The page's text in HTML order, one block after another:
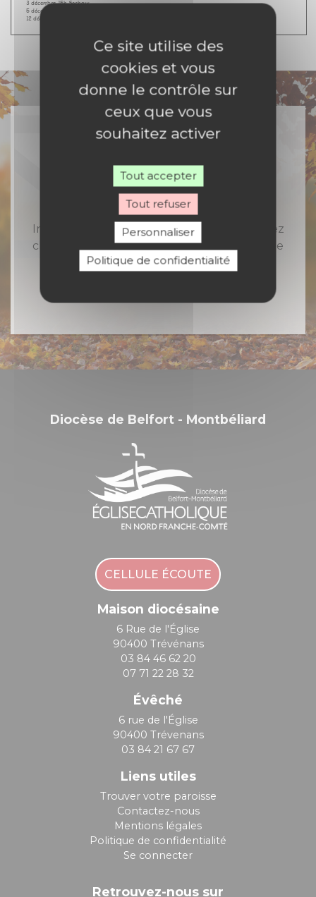
Rejoignez-nous
Inscrivez-vous à notre newsletter et recevez
chaque semaine toute l'actualité catholique
en Nord Franche-Comté
Diocèse de Belfort - Montbéliard
CELLULE ÉCOUTE
Maison diocésaine
6 Rue de l'Église
90400 Trévénans
03 84 46 62 20
07 71 22 28 32
Évêché
6 rue de l'Église
90400 Trévenans
03 84 21 67 67
Liens utiles
Trouver votre paroisse
Contactez-nous
Mentions légales
Politique de confidentialité
Se connecter
Retrouvez-nous sur
Ce site utilise des
cookies et vous
donne le contrôle sur
ceux que vous
souhaitez activer
Tout accepter
Tout refuser
Personnaliser
Politique de confidentialité